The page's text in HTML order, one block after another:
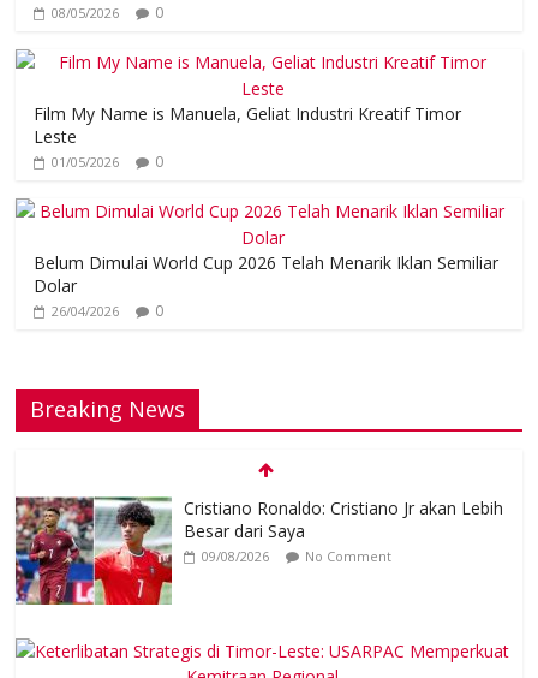
08/05/2026 0
Film My Name is Manuela, Geliat Industri Kreatif Timor
Leste
01/05/2026 0
Belum Dimulai World Cup 2026 Telah Menarik Iklan Semiliar
Dolar
26/04/2026 0
Breaking News
Cristiano Ronaldo: Cristiano Jr akan Lebih
Besar dari Saya
09/08/2026 No Comment